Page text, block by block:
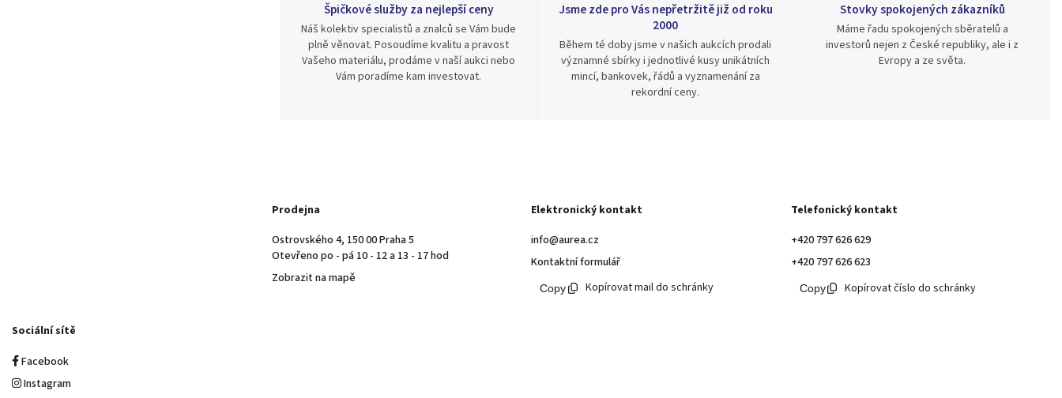
Špičkové služby za nejlepší ceny
Náš kolektiv specialistů a znalců se Vám bude
plně věnovat. Posoudíme kvalitu a pravost
Vašeho materiálu, prodáme v naší aukci nebo
Vám poradíme kam investovat.
Jsme zde pro Vás nepřetržitě již od roku
2000
Během té doby jsme v našich aukcích prodali
významné sbírky i jednotlivé kusy unikátních
mincí, bankovek, řádů a vyznamenání za
rekordní ceny.
Stovky spokojených zákazníků
Máme řadu spokojených sběratelů a
investorů nejen z České republiky, ale i z
Evropy a ze světa.
Prodejna
Ostrovského 4, 150 00 Praha 5
Otevřeno po - pá 10 - 12 a 13 - 17 hod
Zobrazit na mapě
Elektronický kontakt
info@aurea.cz
Kontaktní formulář
Kopírovat mail do schránky
Telefonický kontakt
+420 797 626 629
+420 797 626 623
Kopírovat číslo do schránky
Sociální sítě
Facebook
Instagram